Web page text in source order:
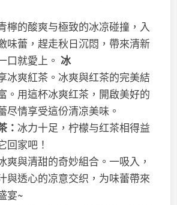
檸的酸爽与極致的冰凉碰撞，入
味蕾，趕走秋日沉悶，帶來清新
口就愛上。冰
冰爽紅茶。冰爽與红茶的完美結
。用這杯冰爽红茶，開啟美好的
尽情享受這份清凉美味。
： 冰力十足，柠檬与红茶相得益
回家吧！
爽與清甜的奇妙組合。一吸入，
與透心的凉意交织，为味蕾帶來
宴~